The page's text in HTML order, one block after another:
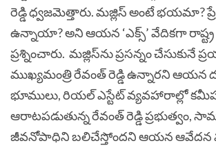
రెడ్డి ధ్వజమెత్తారు. మజ్లిస్ అంటే భయమా?
ఉన్నాయా? అని ఆయన ‘ఎక్స్’ వేదికగా రాష్ట్ర
ప్రశ్నించారు. మజ్లిస్‌ను ప్రసన్నం చేసుకునే
ముఖ్యమంత్రి రేవంత్ రెడ్డి ఉన్నారని ఆయన
భూములు, రియల్ ఎస్టేట్ వ్యవహారాల్లో
ఆరాటపడుతున్న రేవంత్ రెడ్డి ప్రభుత్వం,
జీవనోపాధిని బలిచేస్తోందని ఆయన ఆవేదన